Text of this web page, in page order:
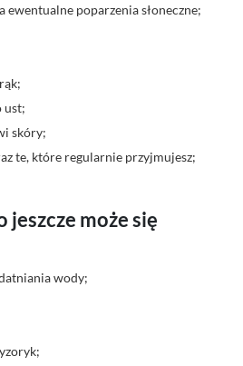
ewentualne poparzenia słoneczne;
ust;
skóry;
te, które regularnie przyjmujesz;
jeszcze może się
wody;